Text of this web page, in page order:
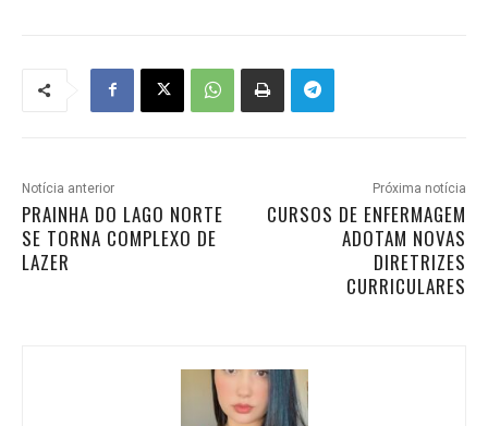
Notícia anterior
PRAINHA DO LAGO NORTE
SE TORNA COMPLEXO DE
LAZER
Próxima notícia
CURSOS DE ENFERMAGEM
ADOTAM NOVAS
DIRETRIZES
CURRICULARES